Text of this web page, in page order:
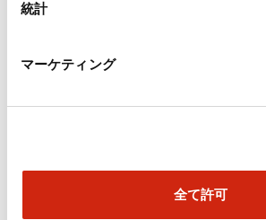
統計
マーケティング
全て許可
ドキュメントとファイル